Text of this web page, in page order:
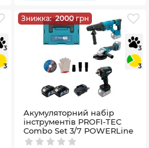
3
3
Знижка:2000грн
3
3
Акумуляторний набір
інструментів PROFI-TEC
Combo Set 3/7 POWERLine
(PBH201, DGA20BL, PTW502)